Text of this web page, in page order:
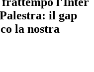
il gap
la nostra